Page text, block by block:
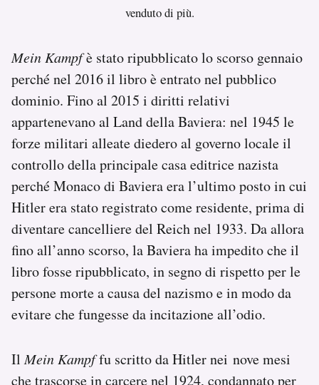
venduto di più.
Mein Kampfè stato ripubblicato lo scorso gennaio
perché nel 2016 il libro è entrato nel pubblico
dominio. Fino al 2015 i diritti relativi
appartenevano al Land della Baviera: nel 1945 le
forze militari alleate diedero al governo locale il
controllo della principale casa editrice nazista
perché Monaco di Baviera era l’ultimo posto in cui
Hitler era stato registrato come residente, prima di
diventare cancelliere del Reich nel 1933. Da allora
fino all’anno scorso, la Baviera ha impedito che il
libro fosse ripubblicato, in segno di rispetto per le
persone morte a causa del nazismo e in modo da
evitare che fungesse da incitazione all’odio.
IlMein Kampffu scritto da Hitler nei nove mesi
che trascorse in carcere nel 1924, condannato per